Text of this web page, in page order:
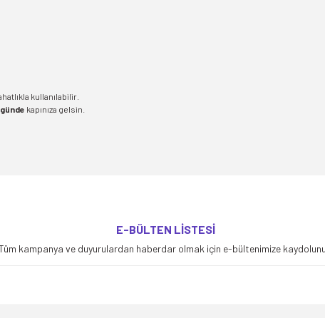
kullanılabilir.
kapınıza gelsin.
E-BÜLTEN LİSTESİ
kampanya ve duyurulardan haberdar olmak için e-bültenimize